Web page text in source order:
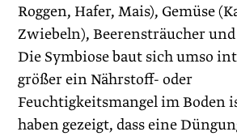
Roggen, Hafer, Mais), Gemüse
Zwiebeln), Beerensträucher
Die Symbiose baut sich umso
größer ein Nährstoff- oder
Feuchtigkeitsmangel im Boden
haben gezeigt, dass eine